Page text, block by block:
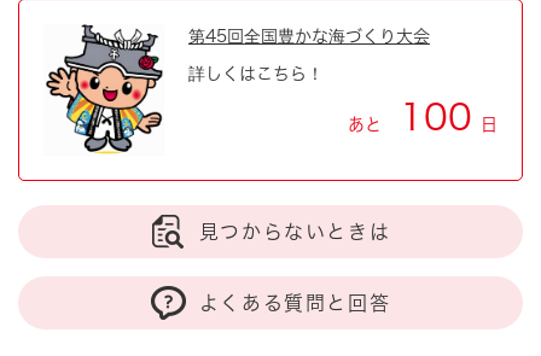
第45回全国豊かな海づくり大会
詳しくはこちら！
あと 100 日
見つからないときは
よくある質問と回答